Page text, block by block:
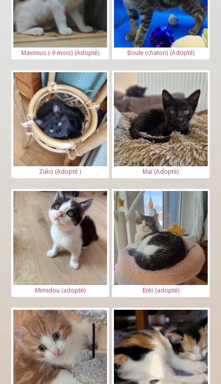
Maximus (-9 mois) (Adopté) Boule (chaton) (Adopté)
Zuko (Adopté ) Maï (Adopté)
Mimidou (adopté) Enki (adopté)